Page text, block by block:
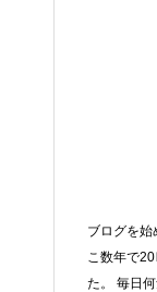
ブログを始
こ数年で
た。 毎日